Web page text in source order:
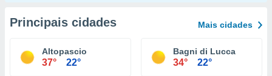
Principais cidades Mais cidades
Altopascio
37° 22°
Bagni di Lucca
34° 22°